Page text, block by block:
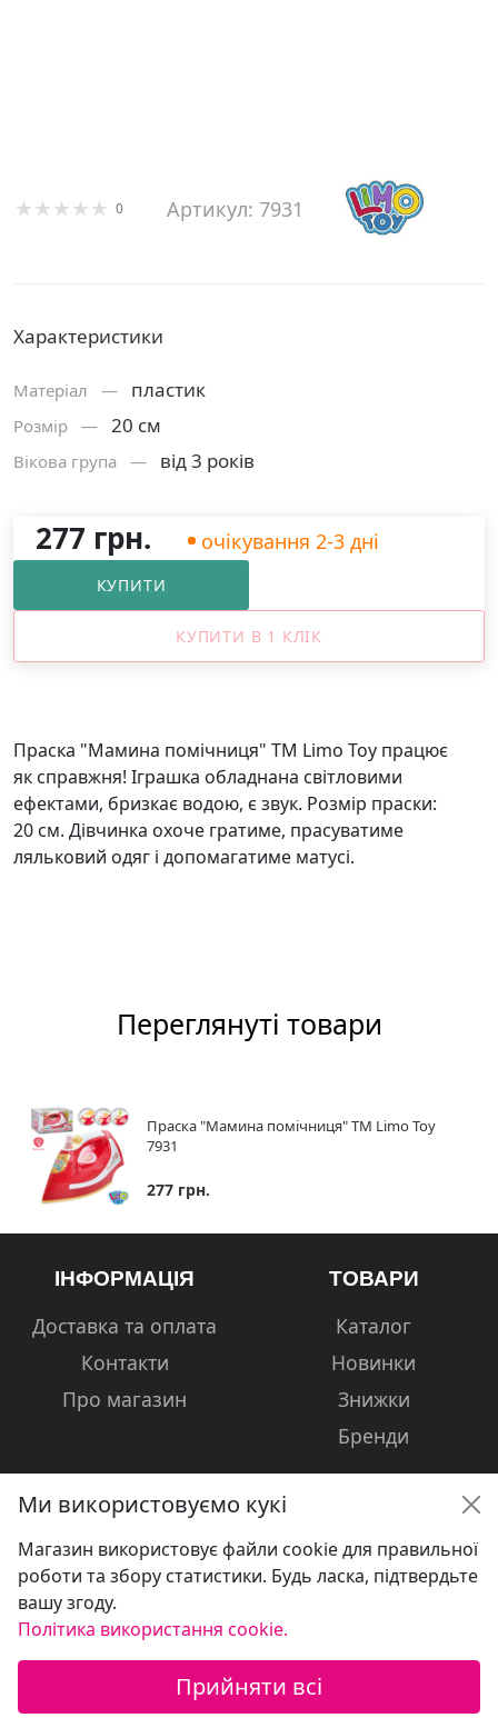
0 Артикул: 7931
Характеристики
Матерiал — пластик
Розмiр — 20 см
Вікова група — від 3 років
277 грн. очікування 2-3 дні
КУПИТИ
КУПИТИ В 1 КЛІК
Праска "Мамина помічниця" ТМ Limo Toy працює
як справжня! Іграшка обладнана світловими
ефектами, бризкає водою, є звук. Розмір праски:
20 см. Дівчинка охоче гратиме, прасуватиме
ляльковий одяг і допомагатиме матусі.
Переглянуті товари
Праска "Мамина помічниця" ТМ Limo Toy
7931
277 грн.
ІНФОРМАЦІЯ
Доставка та оплата
Контакти
Про магазин
ТОВАРИ
Каталог
Новинки
Знижки
Бренди
КОНТАКТИ
Україна, м. Харків, вул. Сумська, 124
Ми використовуємо кукі
Магазин використовує файли cookie для правильної
роботи та збору статистики. Будь ласка, підтвердьте
вашу згоду.
Політика використання cookie.
Прийняти всі